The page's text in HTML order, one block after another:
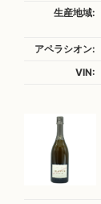
生産地域:
アペラシオン:
VIN: